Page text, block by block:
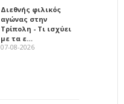
Διεθνής φιλικός
αγώνας στην
Τρίπολη - Τι ισχύει
με τα ε…
07-08-2026